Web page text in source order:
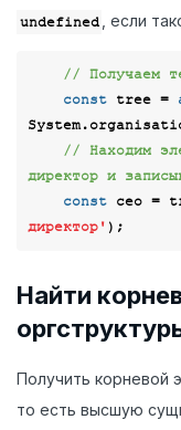
undefined , если
// Получаем
const tree =
// Находим
директор и
const ceo =
директор'
Найти
Получить корневой
то есть высшую